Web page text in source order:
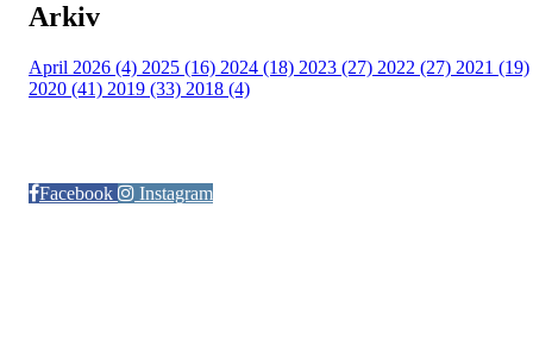
Arkiv
April 2026 (4) 2025 (16) 2024 (18) 2023 (27) 2022 (27) 2021 (19)
2020 (41) 2019 (33) 2018 (4)
Facebook
Instagram